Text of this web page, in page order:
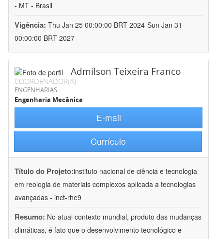
- MT - Brasil
Vigência: Thu Jan 25 00:00:00 BRT 2024-Sun Jan 31
00:00:00 BRT 2027
Admilson Teixeira Franco
COORDENADOR(A)
ENGENHARIAS
Engenharia Mecânica
E-mail
Currículo
Título do Projeto:instituto nacional de ciência e tecnologia
em reologia de materiais complexos aplicada a tecnologias
avançadas - inct-rhe9
Resumo: No atual contexto mundial, produto das mudanças
climáticas, é fato que o desenvolvimento tecnológico e